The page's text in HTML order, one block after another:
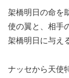
架橋明日の命を
使の翼と、相手
架橋明日に与え
ナッセから天使